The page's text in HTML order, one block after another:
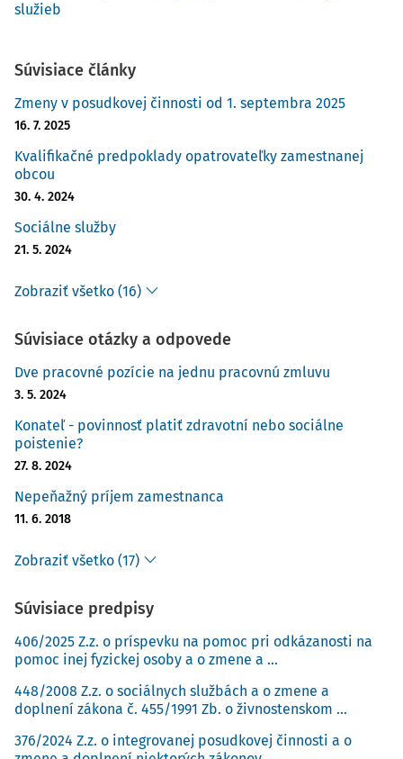
služieb
Súvisiace články
Zmeny v posudkovej činnosti od 1. septembra 2025
16. 7. 2025
Kvalifikačné predpoklady opatrovateľky zamestnanej
obcou
30. 4. 2024
Sociálne služby
21. 5. 2024
Zobraziť všetko (16)
Súvisiace otázky a odpovede
Dve pracovné pozície na jednu pracovnú zmluvu
3. 5. 2024
Konateľ - povinnosť platiť zdravotní nebo sociálne
poistenie?
27. 8. 2024
Nepeňažný príjem zamestnanca
11. 6. 2018
Zobraziť všetko (17)
Súvisiace predpisy
406/2025 Z.z. o príspevku na pomoc pri odkázanosti na
pomoc inej fyzickej osoby a o zmene a ...
448/2008 Z.z. o sociálnych službách a o zmene a
doplnení zákona č. 455/1991 Zb. o živnostenskom ...
376/2024 Z.z. o integrovanej posudkovej činnosti a o